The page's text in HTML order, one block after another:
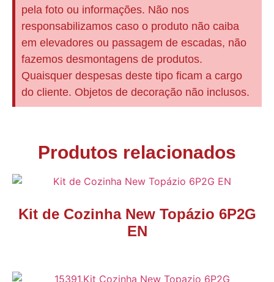
pela foto ou informações. Não nos
responsabilizamos caso o produto não caiba
em elevadores ou passagem de escadas, não
fazemos desmontagens de produtos.
Quaisquer despesas deste tipo ficam a cargo
do cliente. Objetos de decoração não inclusos.
Produtos relacionados
Kit de Cozinha New Topázio 6P2G
EN